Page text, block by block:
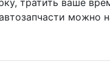
тратить ваше